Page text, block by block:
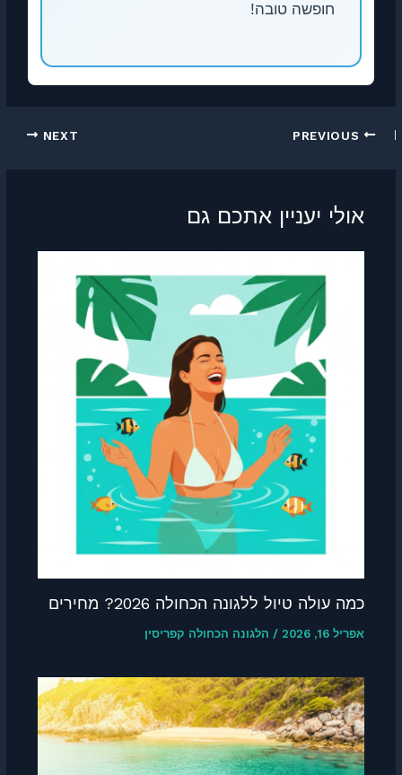
חופשה טובה!
PREVIOUS
NEXT
אולי יעניין אתכם גם
כמה עולה טיול ללגונה הכחולה 2026? מחירים
אפריל 16, 2026 /הלגונה הכחולה קפריסין